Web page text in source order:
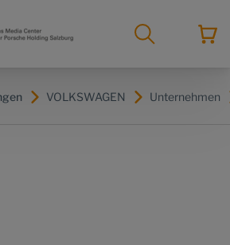
VOLKSWAGEN Unternehmen